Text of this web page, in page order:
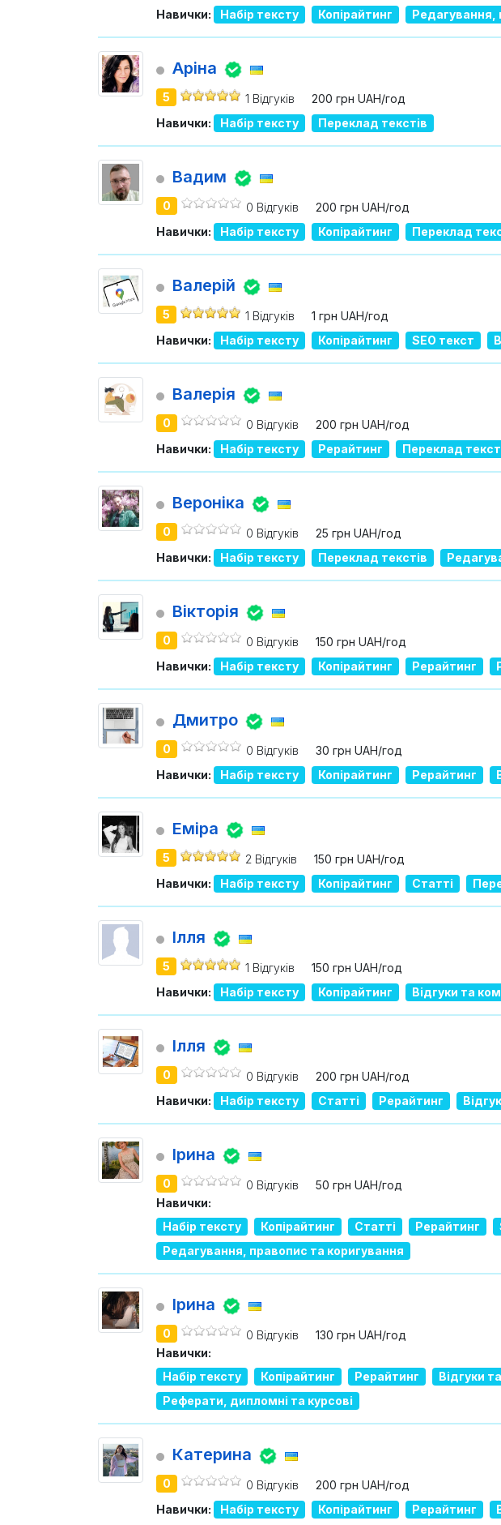
Навички:
Набір тексту Копірайтинг Редагування,
Аріна
5 1 Відгуків
200 грн UAH/год
Навички:
Набір тексту Переклад текстів
Вадим
0 0 Відгуків
200 грн UAH/год
Навички:
Набір тексту Копірайтинг Переклад
Валерій
5 1 Відгуків
1 грн UAH/год
Навички:
Набір тексту Копірайтинг SEO текст
Валерія
0 0 Відгуків
200 грн UAH/год
Навички:
Набір тексту Рерайтинг Переклад
Вероніка
0 0 Відгуків
25 грн UAH/год
Навички:
Набір тексту Переклад текстів
Вікторія
0 0 Відгуків
150 грн UAH/год
Навички:
Набір тексту Копірайтинг Рерайтинг
Дмитро
0 0 Відгуків
30 грн UAH/год
Навички:
Набір тексту Копірайтинг Рерайтинг
Еміра
5 2 Відгуків
150 грн UAH/год
Навички:
Набір тексту Копірайтинг Статті
Ілля
5 1 Відгуків
150 грн UAH/год
Навички:
Набір тексту Копірайтинг Відгуки та
Ілля
0 0 Відгуків
200 грн UAH/год
Навички:
Набір тексту Статті Рерайтинг
Ірина
0 0 Відгуків
50 грн UAH/год
Навички:
Набір тексту
Копірайтинг Статті Рерайтинг
Редагування, правопис та коригування
Ірина
0 0 Відгуків
130 грн UAH/год
Навички:
Набір тексту
Копірайтинг Рерайтинг Відгуки
Реферати, дипломні та курсові
Катерина
0 0 Відгуків
200 грн UAH/год
Навички:
Набір тексту Копірайтинг Рерайтинг